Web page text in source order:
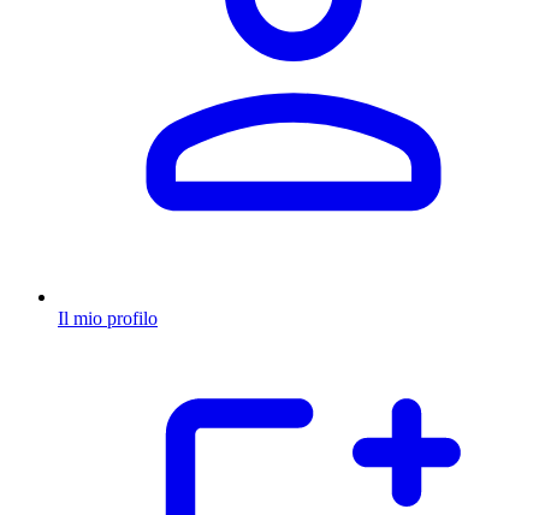
Il mio profilo